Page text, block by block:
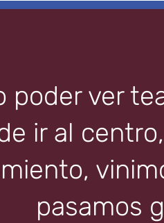
poder ver
ir al
pasamos